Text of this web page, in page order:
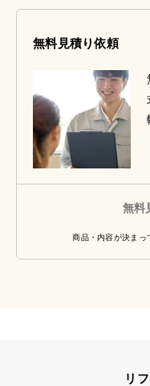
無料見積り依頼
無料
商品・内容が決まっ
リ